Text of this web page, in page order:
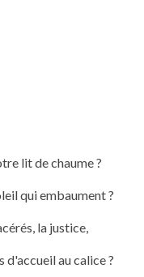
lit de chaume ?
qui embaument ?
la justice,
au calice ?